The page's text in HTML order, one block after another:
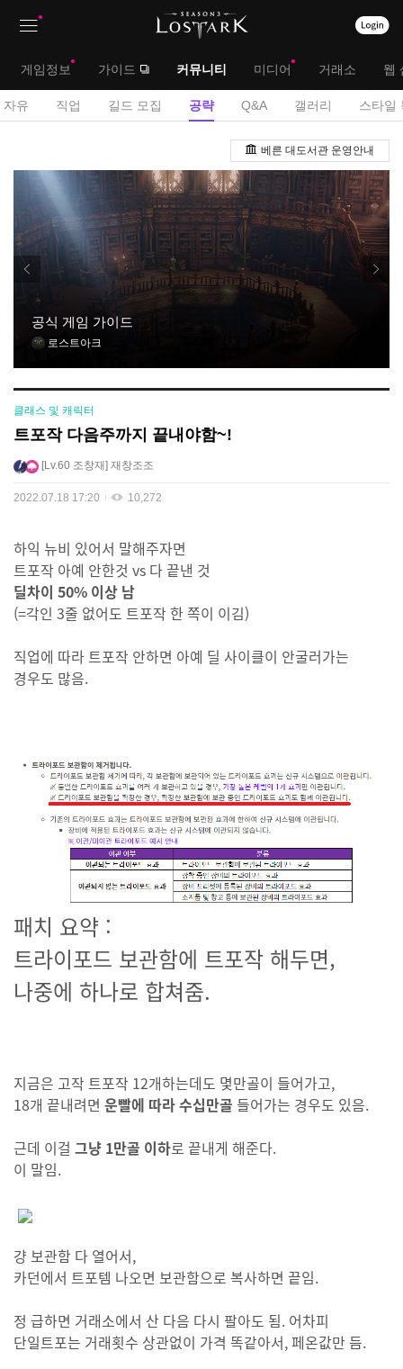
뉴
대
메
게임정보 가이드 커뮤니티 미디어 거래소 웹
서
메
뉴
자유 직업 길드 모집 공략 Q&A 갤러리 스타일
략
판
베른 대도서관 운영안내
공식 게임 가이드
로스트아크
클래스 및 캐릭터
트포작 다음주까지 끝내야함~!
Lv.60 조창재 재창조조
2022.07.18 17:20 10,272
하익 뉴비 있어서 말해주자면
트포작 아예 안한것 vs 다 끝낸 것
딜차이 50% 이상 남
(=각인 3줄 없어도 트포작 한 쪽이 이김)
직업에 따라 트포작 안하면 아예 딜 사이클이 안굴러가는
경우도 많음.
패치 요약 :
트라이포드 보관함에 트포작 해두면,
나중에 하나로 합쳐줌.
지금은 고작 트포작 12개하는데도 몇만골이 들어가고,
18개 끝내려면 운빨에 따라 수십만골 들어가는 경우도 있음.
근데 이걸 그냥 1만골 이하로 끝내게 해준다.
이 말임.
걍 보관함 다 열어서,
카던에서 트포템 나오면 보관함으로 복사하면 끝임.
정 급하면 거래소에서 산 다음 다시 팔아도 됨. 어차피
단일트포는 거래횟수 상관없이 가격 똑같아서, 페온값만 듬.